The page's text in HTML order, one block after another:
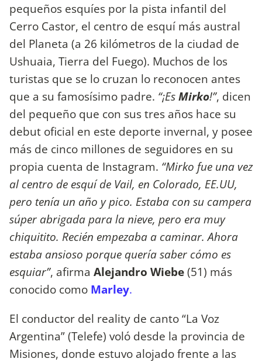
pequeños esquíes por la pista infantil del
Cerro Castor, el centro de esquí más austral
del Planeta (a 26 kilómetros de la ciudad de
Ushuaia, Tierra del Fuego). Muchos de los
turistas que se lo cruzan lo reconocen antes
que a su famosísimo padre. “¡EsMirko!”, dicen
del pequeño que con sus tres años hace su
debut oficial en este deporte invernal, y posee
más de cinco millones de seguidores en su
propia cuenta de Instagram. “Mirko fue una vez
al centro de esquí de Vail, en Colorado, EE.UU,
pero tenía un año y pico. Estaba con su campera
súper abrigada para la nieve, pero era muy
chiquitito. Recién empezaba a caminar. Ahora
estaba ansioso porque quería saber cómo es
esquiar”, afirma Alejandro Wiebe(51) más
conocido como Marley.
El conductor del reality de canto “La Voz
Argentina” (Telefe) voló desde la provincia de
Misiones, donde estuvo alojado frente a las